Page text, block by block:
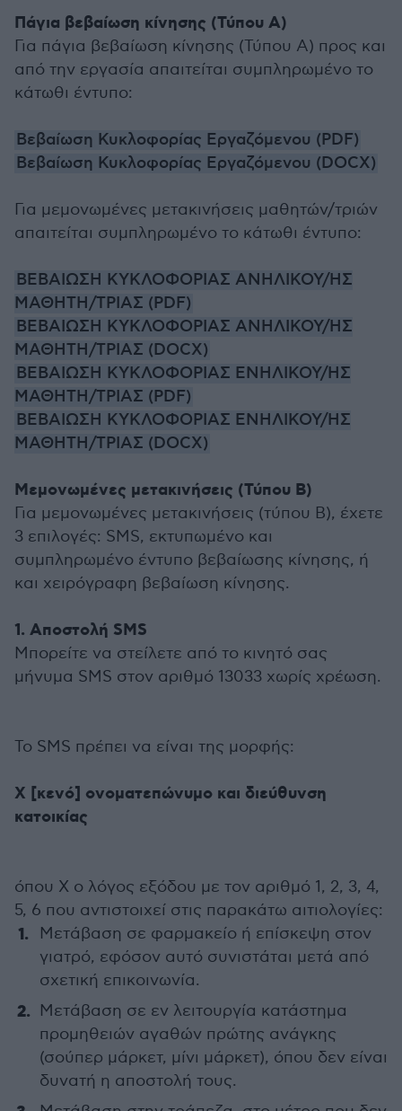
Πάγια βεβαίωση κίνησης (Τύπου Α)
Για πάγια βεβαίωση κίνησης (Τύπου Α) προς και
από την εργασία απαιτείται συμπληρωμένο το
κάτωθι έντυπο:
Βεβαίωση Κυκλοφορίας Εργαζόμενου (PDF)
Βεβαίωση Κυκλοφορίας Εργαζόμενου (DOCX)
Για μεμονωμένες μετακινήσεις μαθητών/τριών
απαιτείται συμπληρωμένο το κάτωθι έντυπο:
ΒΕΒΑΙΩΣΗ ΚΥΚΛΟΦΟΡΙΑΣ ΑΝΗΛΙΚΟΥ/ΗΣ
ΜΑΘΗΤΗ/ΤΡΙΑΣ (PDF)
ΒΕΒΑΙΩΣΗ ΚΥΚΛΟΦΟΡΙΑΣ ΑΝΗΛΙΚΟΥ/ΗΣ
ΜΑΘΗΤΗ/ΤΡΙΑΣ (DOCX)
ΒΕΒΑΙΩΣΗ ΚΥΚΛΟΦΟΡΙΑΣ ΕΝΗΛΙΚΟΥ/ΗΣ
ΜΑΘΗΤΗ/ΤΡΙΑΣ (PDF)
ΒΕΒΑΙΩΣΗ ΚΥΚΛΟΦΟΡΙΑΣ ΕΝΗΛΙΚΟΥ/ΗΣ
ΜΑΘΗΤΗ/ΤΡΙΑΣ (DOCX)
Μεμονωμένες μετακινήσεις (Τύπου Β)
Για μεμονωμένες μετακινήσεις (τύπου Β), έχετε
3 επιλογές: SMS, εκτυπωμένο και
συμπληρωμένο έντυπο βεβαίωσης κίνησης, ή
και χειρόγραφη βεβαίωση κίνησης.
1. Αποστολή SMS
Μπορείτε να στείλετε από το κινητό σας
μήνυμα SMS στον αριθμό 13033 χωρίς χρέωση.
Το SMS πρέπει να είναι της μορφής:
X [κενό] ονοματεπώνυμο και διεύθυνση
κατοικίας
όπου Χ ο λόγος εξόδου με τον αριθμό 1, 2, 3, 4,
5, 6 που αντιστοιχεί στις παρακάτω αιτιολογίες:
Μετάβαση σε φαρμακείο ή επίσκεψη στον
γιατρό, εφόσον αυτό συνιστάται μετά από
σχετική επικοινωνία.
Μετάβαση σε εν λειτουργία κατάστημα
προμηθειών αγαθών πρώτης ανάγκης
(σούπερ μάρκετ, μίνι μάρκετ), όπου δεν είναι
δυνατή η αποστολή τους.